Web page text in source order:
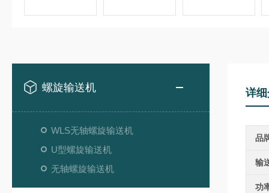
螺旋输送机
WLS无轴螺旋输送机
U型螺旋输送机
无轴螺旋输送机
详
品
输
功